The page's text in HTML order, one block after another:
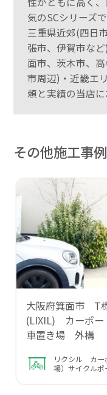
気のSCシリーズで
三重県近郊(四日
張市、伊賀市な
面市、茨木市、
市周辺)・近畿エ
頼と実績の当店
その他施工事例
大阪府箕面市 T
(LIXIL) カーポ
車置き場 外構
リクシル カー
場）サイクルポ